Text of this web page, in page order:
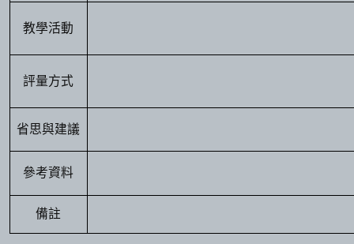
教學活動
評量方式
省思與建議
參考資料
備註